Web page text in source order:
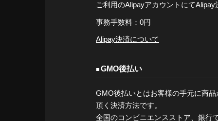
ご利用のAlipayアカウントにて
事務手数料：0円
Alipay決済について
GMO後払い
GMO後払いとはお客様の手元に商
頂く決済方法です。
全国のコンビニエンスストア、銀行